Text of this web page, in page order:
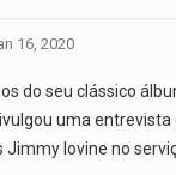
16, 2020
do seu clássico
uma entrevista
Iovine no